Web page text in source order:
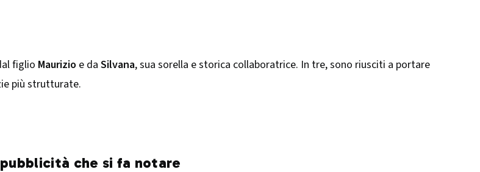
figlio Maurizio e da Silvana, sua sorella e storica collaboratrice. In tre, sono riusciti a portare
più strutturate.
che si fa notare